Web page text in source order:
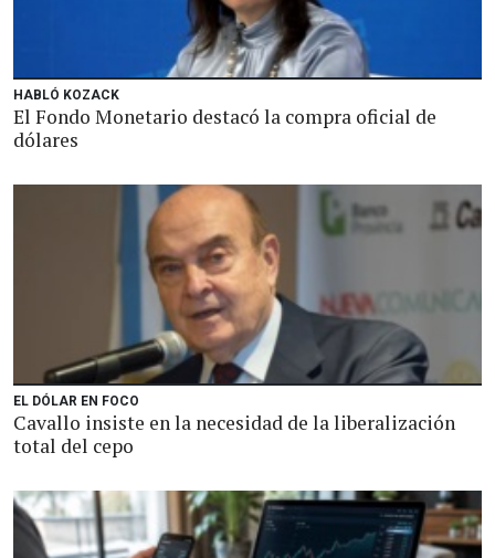
HABLÓ KOZACK
El Fondo Monetario destacó la compra oficial de
dólares
EL DÓLAR EN FOCO
Cavallo insiste en la necesidad de la liberalización
total del cepo